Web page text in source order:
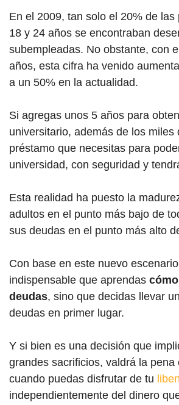
En el 2009, tan solo el 20% de las
18 y 24 años se encontraban
subempleadas. No obstante, con
años, esta cifra ha venido
a un 50% en la actualidad.
Si agregas unos 5 años para
universitario, además de los miles
préstamo que necesitas para
universidad, con seguridad y
Esta realidad ha puesto la
adultos en el punto más bajo de
sus deudas en el punto más alto
Con base en este nuevo
indispensable que aprendas
deudas, sino que decidas llevar
deudas en primer lugar.
Y si bien es una decisión que
grandes sacrificios, valdrá la pena
cuando puedas disfrutar de tu
independientemente del dinero